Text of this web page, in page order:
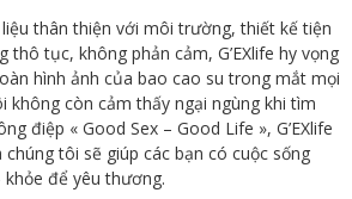
thân thiện với môi trường, thiết kế tiện
thô tục, không phản cảm, G’EXlife hy vọng
hình ảnh của bao cao su trong mắt mọi
không còn cảm thấy ngại ngùng khi tìm
điệp « Good Sex – Good Life », G’EXlife
tôi sẽ giúp các bạn có cuộc sống
để yêu thương.